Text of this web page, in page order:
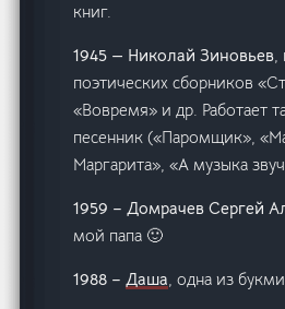
книг.
1945 — Николай Зиновьев,
поэтических сборников
«Вовремя» и др. Работает
песенник («Паромщик»,
Маргарита», «А музыка
1959 – Домрачев Сергей
мой папа 🙂
1988 –Даша, одна из